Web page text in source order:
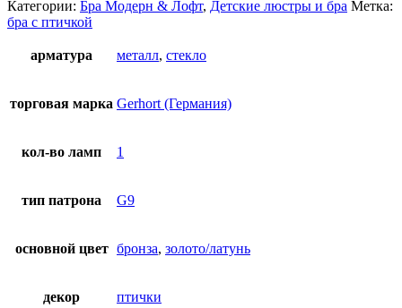
Категории: Бра Модерн & Лофт, Детские люстры и бра Метка:
бра с птичкой
арматура металл, стекло
торговая марка Gerhort (Германия)
кол-во ламп 1
тип патрона G9
основной цвет бронза, золото/латунь
декор птички